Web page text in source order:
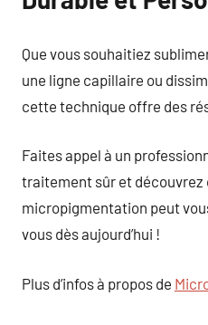
Que vous souhaitiez
une ligne capillaire ou
cette technique offre des
Faites appel à un
traitement sûr et découvrez
micropigmentation peut
vous dès aujourd’hui !
Plus d’infos à propos de